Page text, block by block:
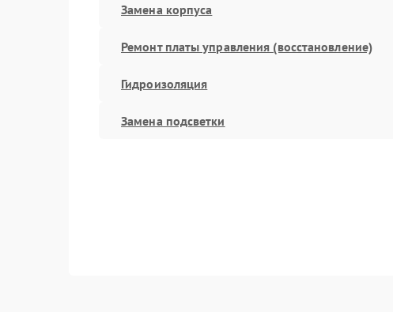
Замена корпуса
Ремонт платы управления (восстановление)
Гидроизоляция
Замена подсветки